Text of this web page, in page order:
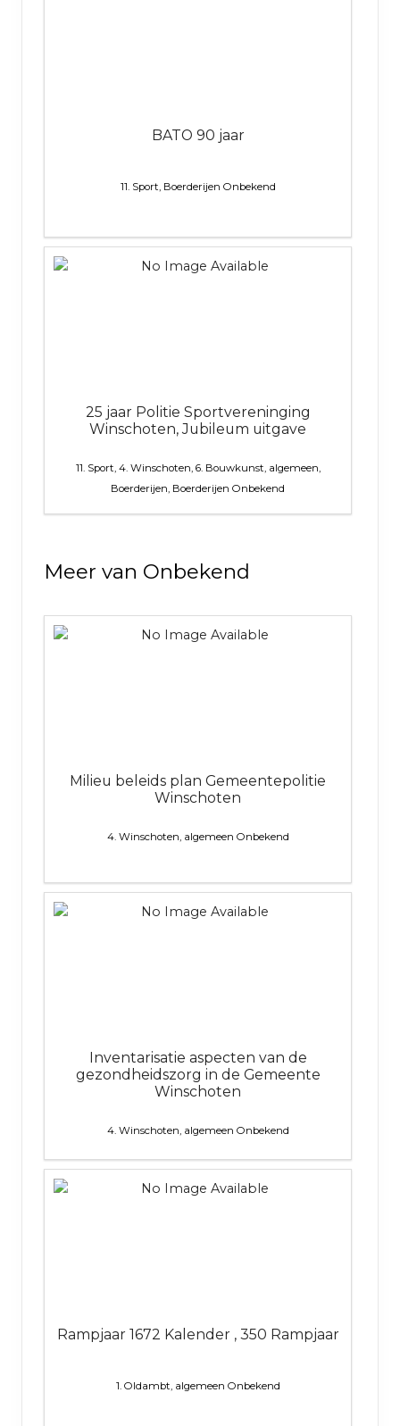
BATO 90 jaar
11. Sport, Boerderijen Onbekend
25 jaar Politie Sportvereninging
Winschoten, Jubileum uitgave
11. Sport, 4. Winschoten, 6. Bouwkunst, algemeen,
Boerderijen, Boerderijen Onbekend
Meer van Onbekend
Milieu beleids plan Gemeentepolitie
Winschoten
4. Winschoten, algemeen Onbekend
Inventarisatie aspecten van de
gezondheidszorg in de Gemeente
Winschoten
4. Winschoten, algemeen Onbekend
Rampjaar 1672 Kalender , 350 Rampjaar
1. Oldambt, algemeen Onbekend